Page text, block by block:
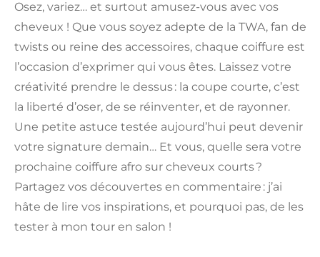
Osez, variez… et surtout amusez-vous avec vos
cheveux ! Que vous soyez adepte de la TWA, fan de
twists ou reine des accessoires, chaque coiffure est
l’occasion d’exprimer qui vous êtes. Laissez votre
créativité prendre le dessus : la coupe courte, c’est
la liberté d’oser, de se réinventer, et de rayonner.
Une petite astuce testée aujourd’hui peut devenir
votre signature demain… Et vous, quelle sera votre
prochaine coiffure afro sur cheveux courts ?
Partagez vos découvertes en commentaire : j’ai
hâte de lire vos inspirations, et pourquoi pas, de les
tester à mon tour en salon !